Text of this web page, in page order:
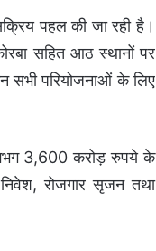
पहल की जा रही है।
सहित आठ स्थानों पर
सभी परियोजनाओं के लिए
3,600 करोड़ रुपये के
रोजगार सृजन तथा